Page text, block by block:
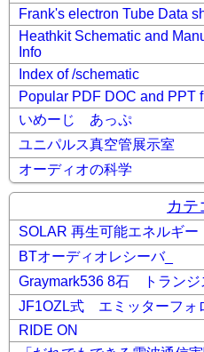
Frank's electron Tube Data
Heathkit Schematic and
Info
Index of /schematic
Popular PDF DOC and PPT
いめーじ あっぷ
ユニパルス真空管展示室
オーディオの科学
カテ
SOLAR 再生可能エネルギー
BTオーディオレシーバ_
Graymark536 8石 トラン
JF1OZL式 エミッターフォ
RIDE ON